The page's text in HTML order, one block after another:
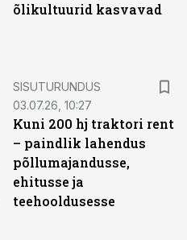
õlikultuurid kasvavad
SISUTURUNDUS
03.07.26, 10:27
Kuni 200 hj traktori rent
– paindlik lahendus
põllumajandusse,
ehitusse ja
teehooldusesse